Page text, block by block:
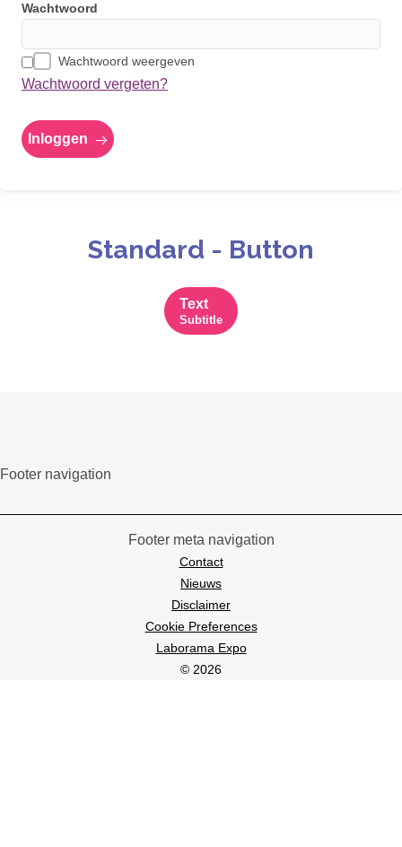
Wachtwoord
Wachtwoord weergeven
Wachtwoord vergeten?
Inloggen
Standard - Button
Text
Subtitle
Footer navigation
Footer meta navigation
Contact
Nieuws
Disclaimer
Cookie Preferences
Laborama Expo
© 2026